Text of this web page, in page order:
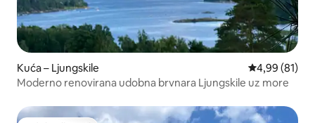
Kuća – Ljungskile Prosječna
4,99 (81)
Moderno renovirana udobna brvnara Ljungskile uz more